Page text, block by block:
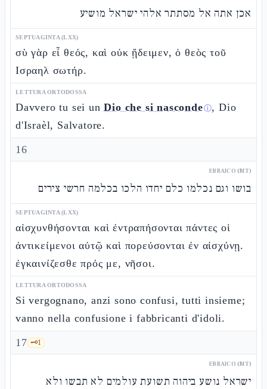
אכן אתה אל מסתתר אלהי ישראל מושיע
SEPTUAGINTA (LXX)
σὺ γὰρ εἶ θεός, καὶ οὐκ ᾔδειμεν, ὁ θεὸς τοῦ
Ισραηλ σωτήρ.
LETTURA ORTODOSSA
Davvero tu sei unDio che si nascondeⓘ, Dio
d'Israèl, Salvatore.
16
EBRAICO (MT)
בושו וגם נכלמו כלם יחדו הלכו בכלמה חרשי צירים
SEPTUAGINTA (LXX)
αἰσχυνθήσονται καὶ ἐντραπήσονται πάντες οἱ
ἀντικείμενοι αὐτῷ καὶ πορεύσονται ἐν αἰσχύνῃ.
ἐγκαινίζεσθε πρός με, νῆσοι.
LETTURA ORTODOSSA
Si vergognano, anzi sono confusi, tutti insieme;
vanno nella confusione i fabbricanti d'idoli.
17 🗝️1
EBRAICO (MT)
ישראל נושע ביהוה תשועת עולמים לא תבשו ולא